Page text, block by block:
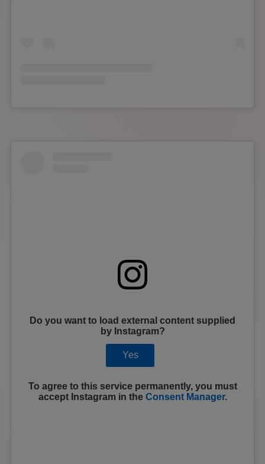
Do you want to load external content supplied
by Instagram?
Yes
To agree to this service permanently, you must
accept Instagramin the Consent Manager.